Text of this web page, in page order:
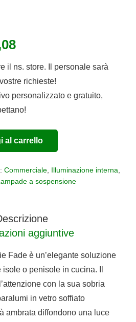
Il
attuale
è:
€200,08.
il ns. store. Il personale sarà
richieste!
personalizzato e gratuito,
al carrello
Commerciale, Illuminazione interna,
a sospensione
aggiuntive
Fade è un’elegante soluzione
o penisole in cucina. Il
con la sua sobria
in vetro soffiato
ambrata diffondono una luce